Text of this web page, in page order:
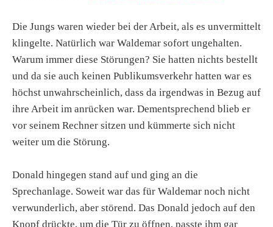
Die Jungs waren wieder bei der Arbeit, als es unvermittelt
klingelte. Natürlich war Waldemar sofort ungehalten.
Warum immer diese Störungen? Sie hatten nichts bestellt
und da sie auch keinen Publikumsverkehr hatten war es
höchst unwahrscheinlich, dass da irgendwas in Bezug auf
ihre Arbeit im anrücken war. Dementsprechend blieb er
vor seinem Rechner sitzen und kümmerte sich nicht
weiter um die Störung.
Donald hingegen stand auf und ging an die
Sprechanlage. Soweit war das für Waldemar noch nicht
verwunderlich, aber störend. Das Donald jedoch auf den
Knopf drückte, um die Tür zu öffnen, passte ihm gar